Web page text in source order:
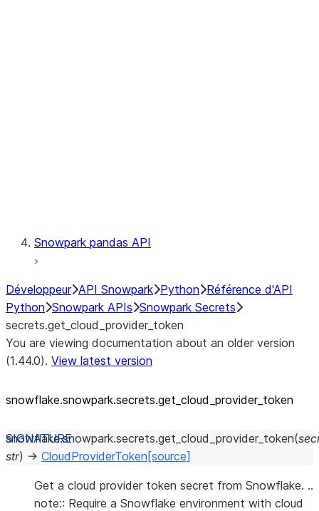
Snowpark pandas API
Développeur API Snowpark Python Référence d'API
Python Snowpark APIs Snowpark Secrets
secrets.get_cloud_provider_token
You are viewing documentation about an older version
(1.44.0). View latest version
snowflake.snowpark.secrets.get_ cloud_ provider_ token
snowflake.snowpark.secrets.get_cloud_provider_token(
str) → CloudProviderToken [source]
Get a cloud provider token secret from Snowflake. ..
note:: Require a Snowflake environment with cloud